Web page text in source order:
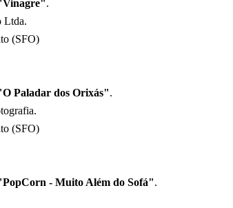
.
Ltda.
(SFO)
Paladar dos Orixás".
(SFO)
- Muito Além do Sofá".